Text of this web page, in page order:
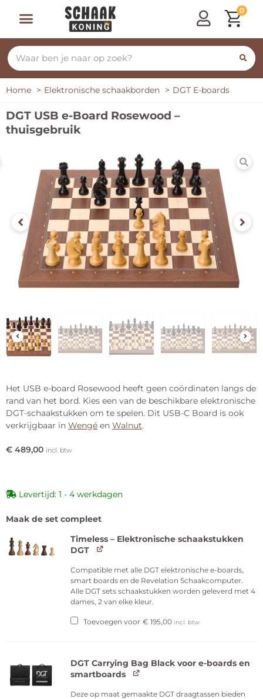
0
Home Elektronische schaakborden DGT E-boards
DGT USB e-Board Rosewood –
thuisgebruik
Het USB e-board Rosewood heeft geen coördinaten langs de
rand van het bord. Kies een van de beschikbare elektronische
DGT-schaakstukken om te spelen. Dit USB-C Board is ook
verkrijgbaar in Wengé en Walnut.
€ 489,00 incl. btw
Levertijd: 1 - 4 werkdagen
Maak de set compleet
Timeless – Elektronische schaakstukken
DGT
Compatible met alle DGT elektronische e-boards,
smart boards en de Revelation Schaakcomputer.
Alle DGT sets schaakstukken worden geleverd met 4
dames, 2 van elke kleur.
Toevoegen voor € 195,00 incl. btw
DGT Carrying Bag Black voor e-boards en
smartboards
Deze op maat gemaakte DGT draagtassen bieden